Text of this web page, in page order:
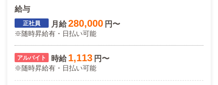
給与
月給280,000 円〜
※随時昇給有・日払い可能
時給 1,113 円〜
※随時昇給有・日払い可能